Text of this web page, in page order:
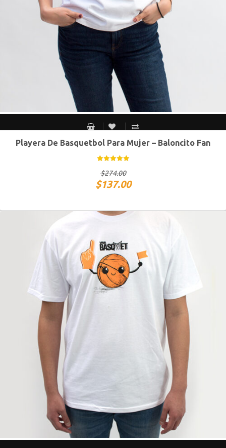
CH M G XG
Playera De Basquetbol Para Mujer – Baloncito Fan
$274.00
$137.00